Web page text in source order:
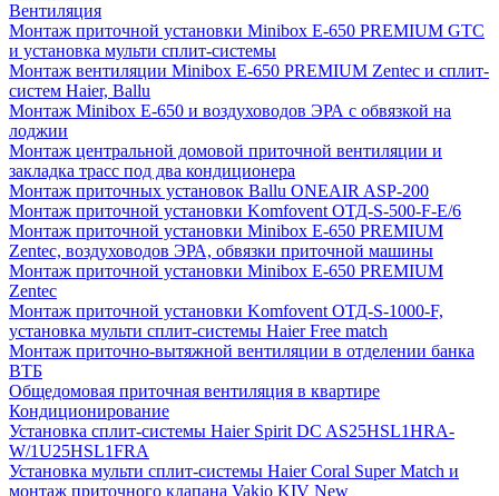
Вентиляция
Монтаж приточной установки Minibox E-650 PREMIUM GTC
и установка мульти сплит-системы
Монтаж вентиляции Minibox E-650 PREMIUM Zentec и сплит-
систем Haier, Ballu
Монтаж Minibox E-650 и воздуховодов ЭРА с обвязкой на
лоджии
Монтаж центральной домовой приточной вентиляции и
закладка трасс под два кондиционера
Монтаж приточных установок Ballu ONEAIR ASP-200
Монтаж приточной установки Komfovent ОТД-S-500-F-E/6
Монтаж приточной установки Minibox E-650 PREMIUM
Zentec, воздуховодов ЭРА, обвязки приточной машины
Монтаж приточной установки Minibox E-650 PREMIUM
Zentec
Монтаж приточной установки Komfovent ОТД-S-1000-F,
установка мульти сплит-системы Haier Free match
Монтаж приточно-вытяжной вентиляции в отделении банка
ВТБ
Общедомовая приточная вентиляция в квартире
Кондиционирование
Установка сплит-системы Haier Spirit DC AS25HSL1HRA-
W/1U25HSL1FRA
Установка мульти сплит-системы Haier Coral Super Match и
монтаж приточного клапана Vakio KIV New